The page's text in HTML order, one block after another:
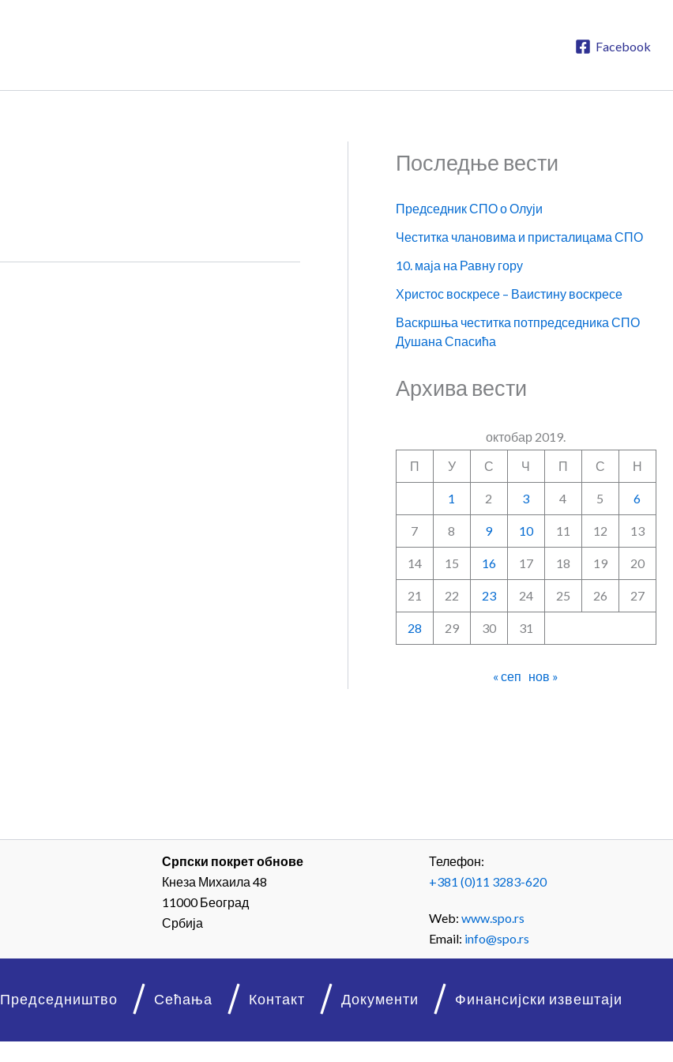
Facebook
Председништво Сећања Контакт Документи Финансијски извештаји
Последње вести
Председник СПО о Олуји
Честитка члановима и присталицама СПО
10. маја на Равну гору
Христос воскресе – Ваистину воскресе
Васкршња честитка потпредседника СПО
Душана Спасића
Архива вести
октобар 2019.
П
У С Ч П С Н
1 2 3 4 5 6
7 8 9 10 11 12 13
14 15 16 17 18 19 20
21 22 23 24 25 26 27
28 29 30 31
« сеп нов »
Српски покрет обнове
Кнеза Михаила 48
11000 Београд
Србија
Телефон:
+381 (0)11 3283-620
Web: www.spo.rs
Email: info@spo.rs
© 2026. Српски покрет обнове